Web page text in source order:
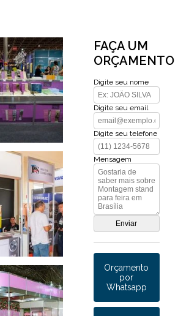
FAÇA UM
ORÇAMENTO
Digite seu nome
Digite seu email
Digite seu telefone
Mensagem
Orçamento
por
Whatsapp